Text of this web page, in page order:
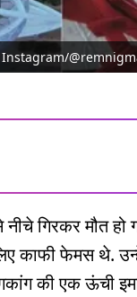
Instagram/
गिरकर मौत हो
काफी फेमस थे.
की एक ऊंची